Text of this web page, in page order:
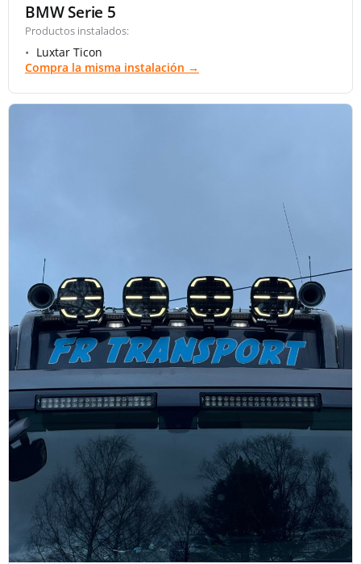
BMW Serie 5
Productos instalados:
Luxtar Ticon
Compra la misma instalación →